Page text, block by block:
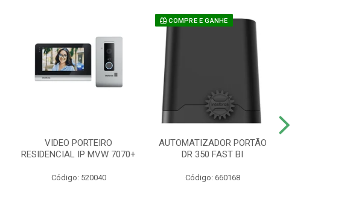
VIDEO PORTEIRO
RESIDENCIAL IP MVW 7070+
Código: 520040
COMPRE E GANHE
AUTOMATIZADOR PORTÃO
DR 350 FAST BI
Código: 660168